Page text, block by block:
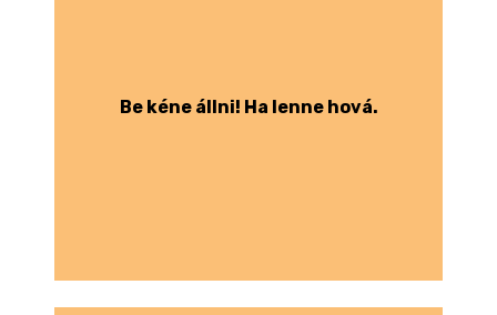
Be kéne állni! Ha lenne hová.